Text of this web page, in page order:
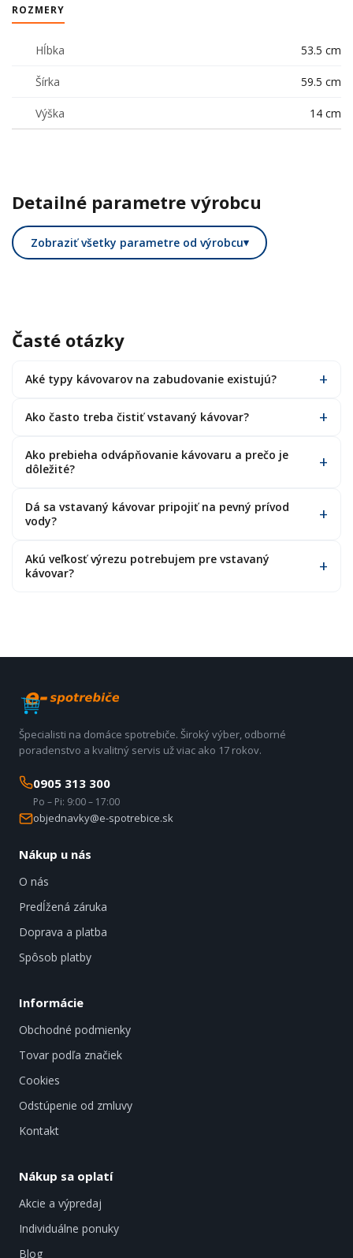
ROZMERY
Hĺbka 53.5 cm
Šírka 59.5 cm
Výška 14 cm
Detailné parametre výrobcu
Zobraziť všetky parametre od výrobcu▾
Časté otázky
Aké typy kávovarov na zabudovanie existujú?
Ako často treba čistiť vstavaný kávovar?
Ako prebieha odvápňovanie kávovaru a prečo je
dôležité?
Dá sa vstavaný kávovar pripojiť na pevný prívod
vody?
Akú veľkosť výrezu potrebujem pre vstavaný
kávovar?
Špecialisti na domáce spotrebiče. Široký výber, odborné
poradenstvo a kvalitný servis už viac ako 17 rokov.
0905 313 300
Po – Pi: 9:00 – 17:00
objednavky@e-spotrebice.sk
Nákup u nás
O nás
Predĺžená záruka
Doprava a platba
Spôsob platby
Informácie
Obchodné podmienky
Tovar podľa značiek
Cookies
Odstúpenie od zmluvy
Kontakt
Nákup sa oplatí
Akcie a výpredaj
Individuálne ponuky
Blog